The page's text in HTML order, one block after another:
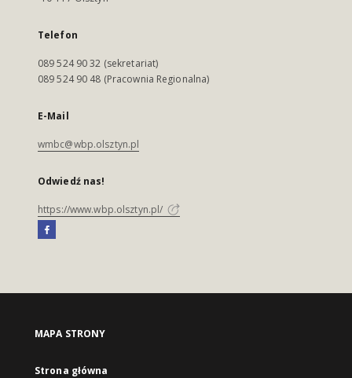
Telefon
089 524 90 32 (sekretariat)
089 524 90 48 (Pracownia Regionalna)
E-Mail
wmbc@wbp.olsztyn.pl
Odwiedź nas!
https://www.wbp.olsztyn.pl/
MAPA STRONY
Strona główna